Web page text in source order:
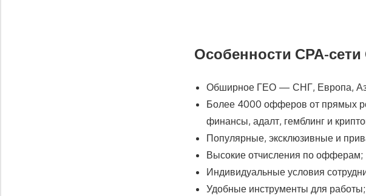
Особенности СРА-сети
Обширное ГЕО — СНГ, Европа,
Более 4000 офферов от прямых
финансы, адалт, гемблинг и
Популярные, эксклюзивные и
Высокие отчисления по офферам;
Индивидуальные условия
Удобные инструменты для работы;